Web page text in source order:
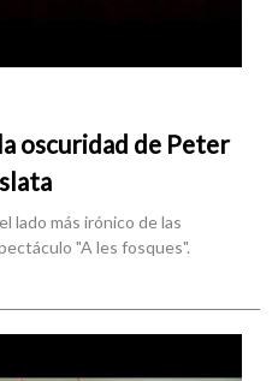
oscuridad de Peter
lado más irónico de las
"A les fosques".